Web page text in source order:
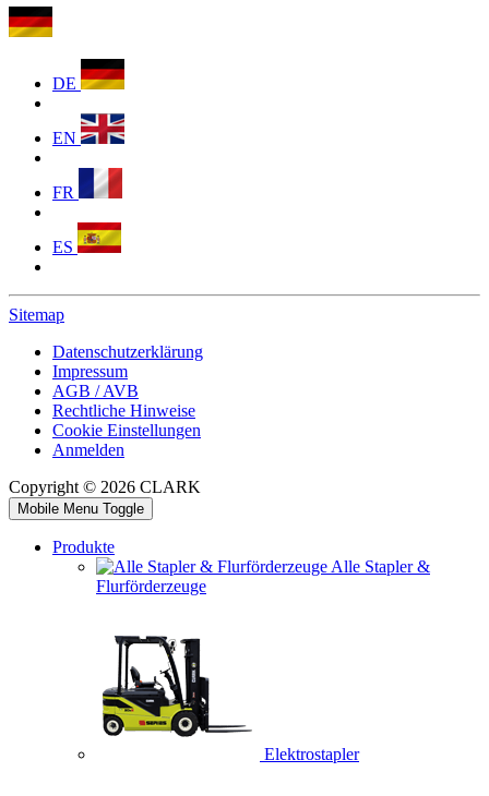
DE
EN
FR
ES
Sitemap
Datenschutzerklärung
Impressum
AGB / AVB
Rechtliche Hinweise
Cookie Einstellungen
Anmelden
Copyright © 2026 CLARK
Mobile Menu Toggle
Produkte
Alle Stapler &
Flurförderzeuge
Elektrostapler